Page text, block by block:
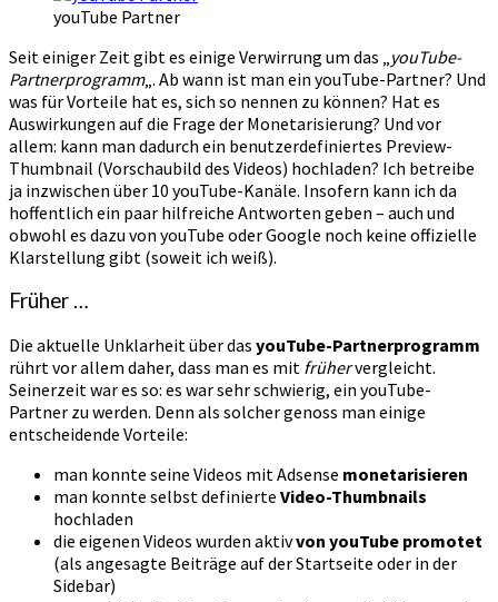
youTube Partner
Seit einiger Zeit gibt es einige Verwirrung um das „ youTube-
Partnerprogramm„. Ab wann ist man ein youTube-Partner? Und
was für Vorteile hat es, sich so nennen zu können? Hat es
Auswirkungen auf die Frage der Monetarisierung? Und vor
allem: kann man dadurch ein benutzerdefiniertes Preview-
Thumbnail (Vorschaubild des Videos) hochladen? Ich betreibe
ja inzwischen über 10 youTube-Kanäle. Insofern kann ich da
hoffentlich ein paar hilfreiche Antworten geben – auch und
obwohl es dazu von youTube oder Google noch keine offizielle
Klarstellung gibt (soweit ich weiß).
Früher …
Die aktuelle Unklarheit über das youTube-Partnerprogramm
rührt vor allem daher, dass man es mit frühervergleicht.
Seinerzeit war es so: es war sehr schwierig, ein youTube-
Partner zu werden. Denn als solcher genoss man einige
entscheidende Vorteile:
man konnte seine Videos mit Adsense monetarisieren
man konnte selbst definierte Video-Thumbnails
hochladen
die eigenen Videos wurden aktivvon youTube promotet
(als angesagte Beiträge auf der Startseite oder in der
Sidebar)